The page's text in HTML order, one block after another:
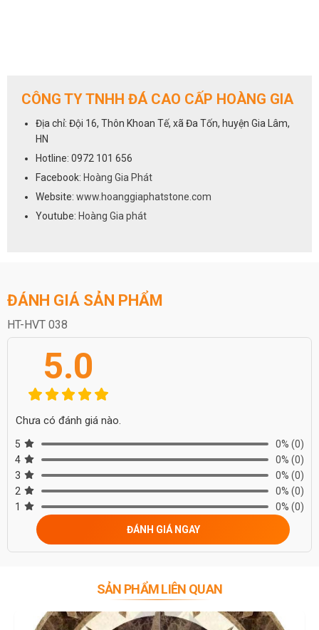
CÔNG TY TNHH ĐÁ CAO CẤP HOÀNG GIA
Địa chỉ: Đội 16, Thôn Khoan Tế, xã Đa Tốn, huyện Gia Lâm,
HN
Hotline: 0972 101 656
Facebook: Hoàng Gia Phát
Website: www.hoanggiaphatstone.com
Youtube: Hoàng Gia phát
ĐÁNH GIÁ SẢN PHẨM
HT-HVT 038
5.0
Chưa có đánh giá nào.
5 0% (0)
4
0% (0)
3
0% (0)
2
0% (0)
1
0% (0)
ĐÁNH GIÁ NGAY
SẢN PHẨM LIÊN QUAN